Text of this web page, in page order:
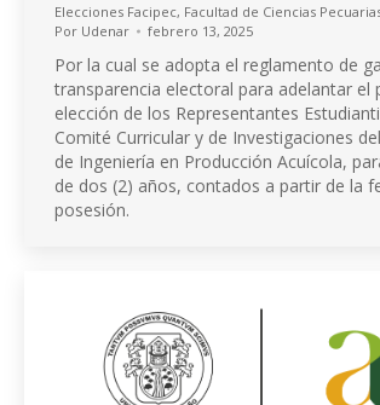
Elecciones Facipec, Facultad de Ciencias
Por Udenar febrero 13, 2025
Por la cual se adopta el reglamento de
transparencia electoral para adelantar el
elección de los Representantes
Comité Curricular y de Investigaciones
de Ingeniería en Producción Acuícola,
de dos (2) años, contados a partir de la
posesión.